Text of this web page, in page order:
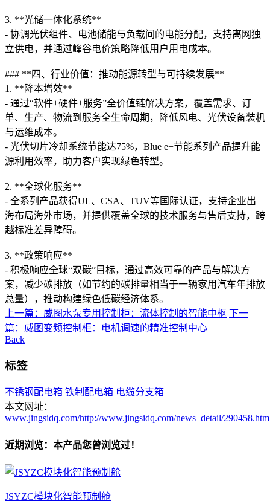
3. **光储一体化系统**
- 协调光伏组件、电池储能与负载间的电能分配，支持离网独
立供电，并通过峰谷电价策略降低用户用电成本。
### **四、行业价值：推动能源转型与可持续发展**
1. **降本增效**
- 通过“软件+硬件+服务”全价值链解决方案，覆盖需求、订
单、生产、物流到服务全生命周期，降低风电、光伏设备装机
与运维成本。
- 光伏切片冷却系统节能达75%，Blue e+节能系列产品提升能
源利用效率，助力客户实现绿色转型。
2. **全球化服务**
- 全系列产品获得UL、CSA、TUV等国际认证，支持企业出
海布局海外市场，并提供覆盖全球的技术服务与售后支持，跨
越标准差异障碍。
3. **政策响应**
- 积极响应全球“双碳”目标，通过高效可靠的产品与解决方
案，减少碳排放（如节约的碳排量相当于一辆家用汽车年排放
总量），推动构建绿色低碳经济体系。
上一篇：威图水泵专用控制柜：流体控制的智能中枢 下一
篇：威图变频控制柜：电机调速的精准控制中心
Back
标签
不锈钢配电箱 铁制配电箱 电缆分支箱
本文网址：
www.jingsidq.com/http://www.jingsidq.com/news_detail/
近期浏览：本产品您曾浏览过！
JSYZC模块化智能预制舱